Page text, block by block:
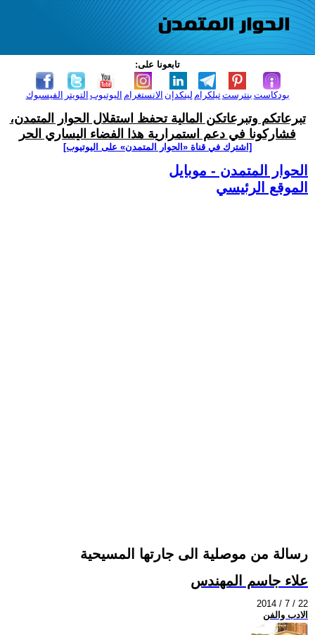
تابعونا على:
الفيسبوك التويتر اليوتيوب الانستغرام لينكدإن تيلكرامبنترست بودكاست
تبرعاتكم وتبرعاتكن المالية تحفظ استقلال الحوار المتمدن،
فشاركونا في دعم استمرارية هذا الفضاء اليساري الحر
[اشترك في قناة ‫«الحوار المتمدن» على اليوتيوب]
الحوار المتمدن - موبايل
الموقع الرئيسي
رسالة من موصلية الى جارتها المسيحية
علاء جاسم المهندس
2014 / 7 / 22
الادب والفن